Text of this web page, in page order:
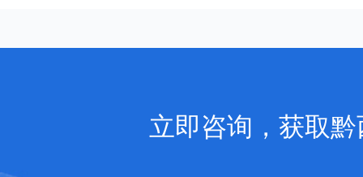
立即咨询，获取